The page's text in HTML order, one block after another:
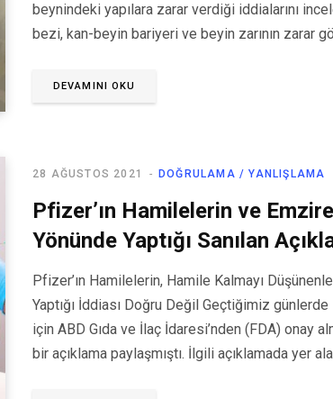
beynindeki yapılara zarar verdiği iddialarını
bezi, kan-beyin bariyeri ve beyin zarının zarar
DEVAMINI OKU
DOĞRULAMA / YANLIŞLAMA
28 AĞUSTOS 2021
Pfizer’ın Hamilelerin ve
Yönünde Yaptığı Sanılan
Pfizer’ın Hamilelerin, Hamile Kalmayı
Yaptığı İddiası Doğru Değil Geçtiğimiz
için ABD Gıda ve İlaç İdaresi’nden (FDA) onay
bir açıklama paylaşmıştı. İlgili açıklamada yer